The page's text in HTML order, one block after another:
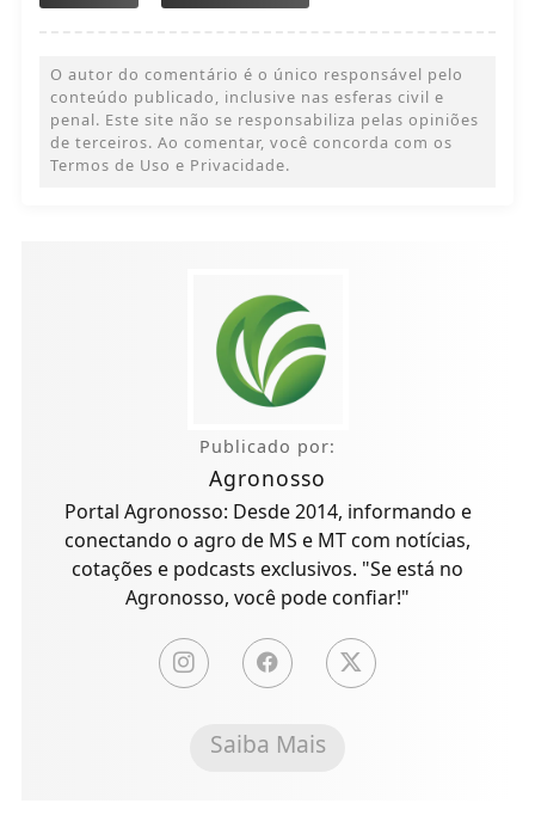
O autor do comentário é o único responsável pelo
conteúdo publicado, inclusive nas esferas civil e
penal. Este site não se responsabiliza pelas opiniões
de terceiros. Ao comentar, você concorda com os
Termos de Uso e Privacidade.
Publicado por:
Agronosso
Portal Agronosso: Desde 2014, informando e
conectando o agro de MS e MT com notícias,
cotações e podcasts exclusivos. "Se está no
Agronosso, você pode confiar!"
Saiba Mais